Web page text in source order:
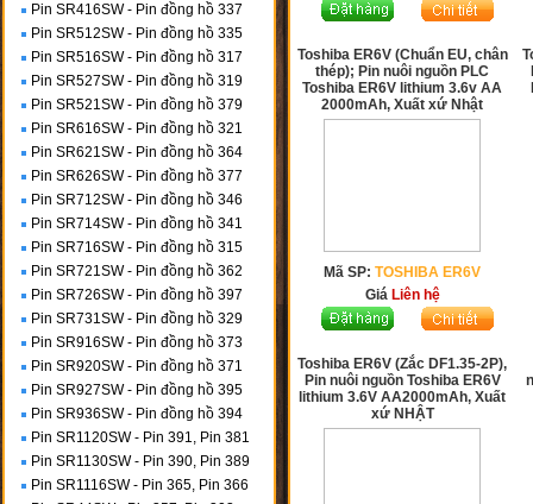
Pin SR416SW - Pin đồng hồ 337
Pin SR512SW - Pin đồng hồ 335
Pin SR516SW - Pin đồng hồ 317
Pin SR527SW - Pin đồng hồ 319
Pin SR521SW - Pin đồng hồ 379
Pin SR616SW - Pin đồng hồ 321
Pin SR621SW - Pin đồng hồ 364
Pin SR626SW - Pin đồng hồ 377
Pin SR712SW - Pin đồng hồ 346
Pin SR714SW - Pin đồng hồ 341
Pin SR716SW - Pin đồng hồ 315
Pin SR721SW - Pin đồng hồ 362
Pin SR726SW - Pin đồng hồ 397
Pin SR731SW - Pin đồng hồ 329
Pin SR916SW - Pin đồng hồ 373
Pin SR920SW - Pin đồng hồ 371
Pin SR927SW - Pin đồng hồ 395
Pin SR936SW - Pin đồng hồ 394
Pin SR1120SW - Pin 391, Pin 381
Pin SR1130SW - Pin 390, Pin 389
Pin SR1116SW - Pin 365, Pin 366
Toshiba ER6V (Chuẩn EU, chân
thép); Pin nuôi nguồn PLC
Toshiba ER6V lithium 3.6v AA
2000mAh, Xuất xứ Nhật
Mã SP:TOSHIBA ER6V
Giá Liên hệ
Toshiba ER6V (Zắc DF1.35-2P),
Pin nuôi nguồn Toshiba ER6V
lithium 3.6V AA2000mAh, Xuất
xứ NHẬT